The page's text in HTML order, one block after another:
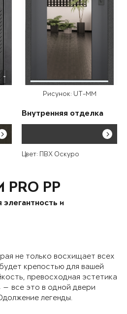
Рисунок: UT-MM
Внутренняя отделка
Цвет: ПВХ Оскуро
PRO PP
и
не только восхищает всех
крепостью для вашей
превосходная эстетика
— все это в одной двери
легенды.